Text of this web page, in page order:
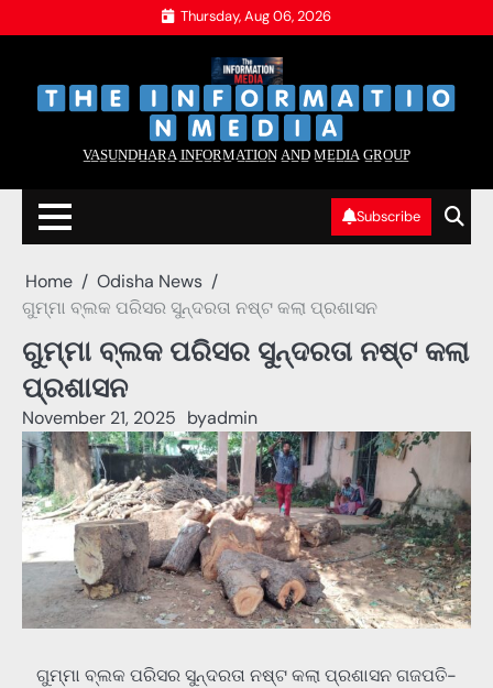
to
Thursday, Aug 06, 2026
V̲A̲S̲U̲N̲D̲H̲A̲R̲A̲ I̲N̲F̲O̲R̲M̲A̲T̲I̲O̲N̲ A̲N̲D̲ M̲E̲D̲I̲A̲ G̲R̲O̲U̲P̲
Subscribe
Home
Odisha News
ଗୁମ୍ମା ବ୍ଲକ ପରିସର ସୁନ୍ଦରତା ନଷ୍ଟ କଲା ପ୍ରଶାସନ
ଗୁମ୍ମା ବ୍ଲକ ପରିସର ସୁନ୍ଦରତା ନଷ୍ଟ କଲା
ପ୍ରଶାସନ
November 21, 2025 byadmin
ଗୁମ୍ମା ବ୍ଲକ ପରିସର ସୁନ୍ଦରତା ନଷ୍ଟ କଲା ପ୍ରଶାସନ ଗଜପତି-